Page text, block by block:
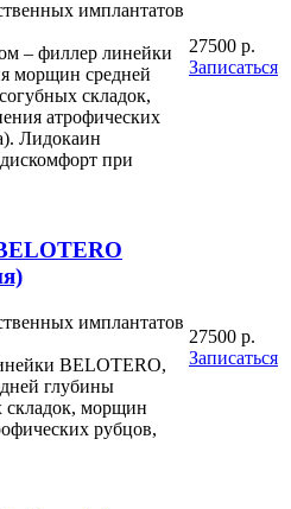
имплантатов
– филлер линейки
морщин средней
складок,
атрофических
Лидокаин
при
27500 р.
Записаться
имплантатов
BELOTERO,
глубины
складок, морщин
рубцов,
27500 р.
Записаться